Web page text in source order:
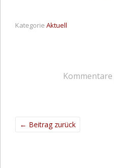
Kategorie Aktuell
← Beitrag zurück